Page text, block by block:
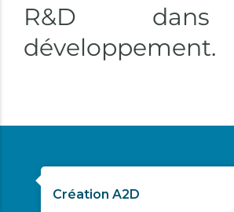
R&D
développement.
Création A2D